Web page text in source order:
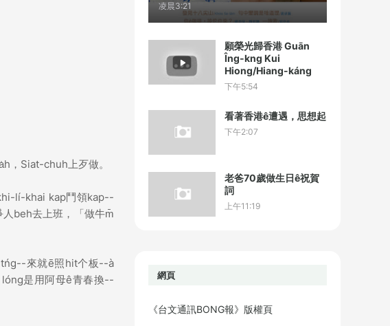
，Siat-chuh上歹做。
lí-khai kap鬥領kap--
beh去上班，「做牛m̄
tńg--來就ē照hit个板--à
是用阿母ê青春換--
凌晨3:21
願榮光歸香港 Guān
Îng-kng Kui
Hiong/Hiang-káng
下午5:54
看著香港ê遭遇，思想起
下午2:07
老爸70歲做生日ê祝賀
詞
上午11:19
網頁
《台文通訊BONG報》版權頁